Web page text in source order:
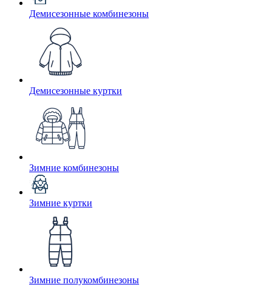
Демисезонные комбинезоны
Демисезонные куртки
Зимние комбинезоны
Зимние куртки
Зимние полукомбинезоны